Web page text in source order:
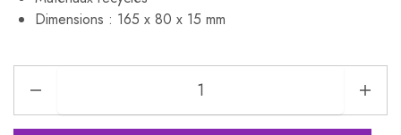
Dimensions : 165 x 80 x 15 mm